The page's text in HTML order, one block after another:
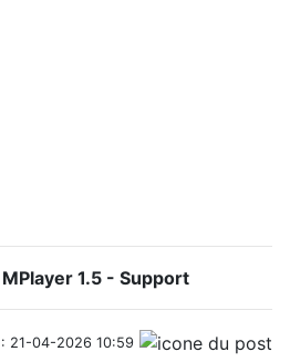
MPlayer 1.5 - Support
21-04-2026 10:59